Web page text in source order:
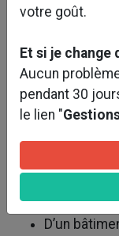
D’un
RDC et un
D’un
votre goût.
Et si je change
Aucun
pendant 30
le lien "